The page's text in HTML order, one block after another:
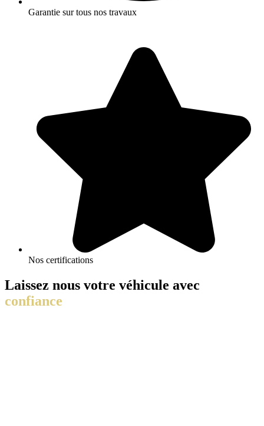
Garantie sur tous nos travaux
Nos certifications
Laissez nous votre véhicule avec
confiance